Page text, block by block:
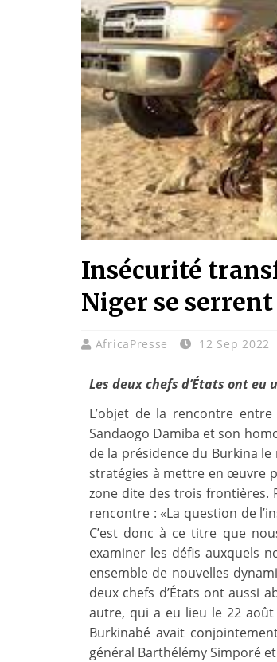
Insécurité
Niger se serrent
AfricaPresse 12 Sep 2022
Les deux chefs d’États ont
L’objet de la rencontre
Sandaogo Damiba et son
de la présidence du Burkina
stratégies à mettre en œuvre
zone dite des trois frontières.
rencontre : «La question de
C’est donc à ce titre que
examiner les défis auxquels
ensemble de nouvelles
deux chefs d’États ont aussi
autre, qui a eu lieu le 22
Burkinabé avait
général Barthélémy Simporé